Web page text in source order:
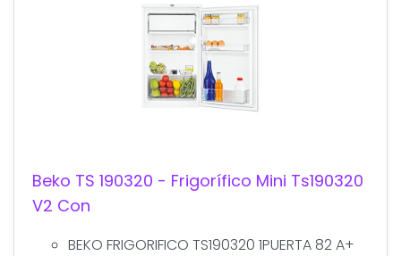
Beko TS 190320 - Frigorífico Mini Ts190320
V2 Con
BEKO FRIGORIFICO TS190320 1PUERTA 82 A+